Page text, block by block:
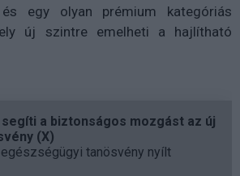
egy olyan prémium kategóriás
új szintre emelheti a hajlítható
a biztonságos mozgást az új
(X)
tanösvény nyílt